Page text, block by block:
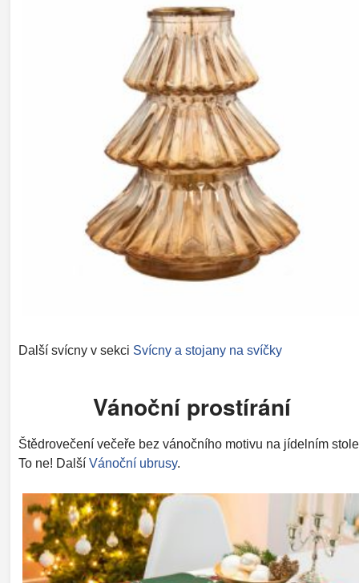
Další svícny v sekci Svícny a stojany na svíčky
Vánoční prostírání
Štědrovečení večeře bez vánočního motivu na jídelním
To ne! Další Vánoční ubrusy.